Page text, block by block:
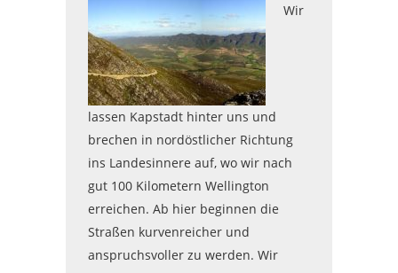
Wir
lassen Kapstadt hinter uns und
brechen in nordöstlicher Richtung
ins Landesinnere auf, wo wir nach
gut 100 Kilometern Wellington
erreichen. Ab hier beginnen die
Straßen kurvenreicher und
anspruchsvoller zu werden. Wir